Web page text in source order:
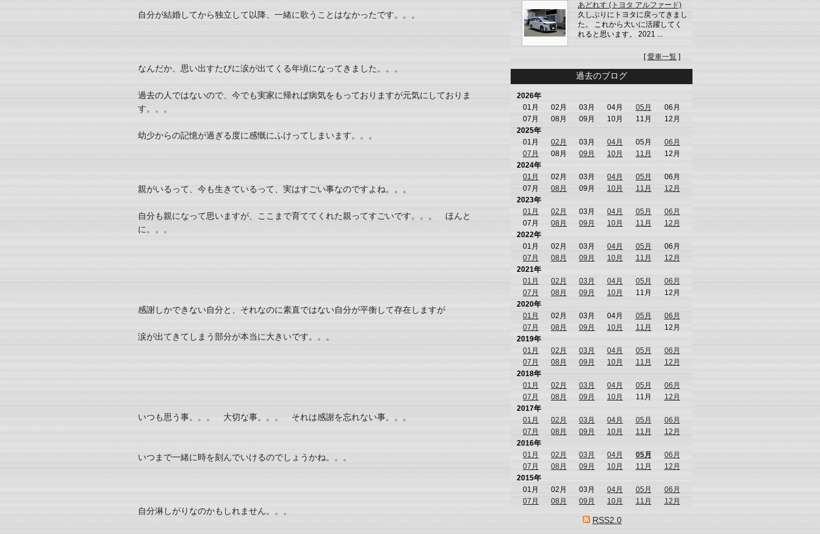
自分が結婚してから独立して以降、一緒に歌うことはなかったです。。。
なんだか、思い出すたびに涙が出てくる年頃になってきました。。。
過去の人ではないので、今でも実家に帰れば病気をもっておりますが元気にしておりま
す。。。
幼少からの記憶が過ぎる度に感慨にふけってしまいます。。。
親がいるって、今も生きているって、実はすごい事なのですよね。。。
自分も親になって思いますが、ここまで育ててくれた親ってすごいです。。。 ほんと
に。。。
感謝しかできない自分と、それなのに素直ではない自分が平衡して存在しますが
涙が出てきてしまう部分が本当に大きいです。。。
いつも思う事。。。 大切な事。。。 それは感謝を忘れない事。。。
いつまで一緒に時を刻んでいけるのでしょうかね。。。
自分淋しがりなのかもしれません。。。
あどれす (トヨタ アルファード)
久しぶりにトヨタに戻ってきまし
た。 これから大いに活躍してく
れると思います。 2021 ...
[愛車一覧 ]
過去のブログ
2026年
01月
02月 03月 04月 05月
06月
07月
08月 09月 10月 11月
12月
2025年
01月
02月 03月 04月 05月
06月
07月
08月 09月 10月 11月
12月
2024年
01月
02月 03月 04月 05月
06月
07月
08月 09月 10月 11月
12月
2023年
01月
02月 03月 04月 05月
06月
07月
08月 09月 10月 11月
12月
2022年
01月
02月 03月 04月 05月
06月
07月
08月 09月 10月 11月
12月
2021年
01月
02月 03月 04月 05月
06月
07月
08月 09月 10月 11月
12月
2020年
01月
02月 03月 04月 05月
06月
07月
08月 09月 10月 11月
12月
2019年
01月
02月 03月 04月 05月
06月
07月
08月 09月 10月 11月
12月
2018年
01月
02月 03月 04月 05月
06月
07月
08月 09月 10月 11月
12月
2017年
01月
02月 03月 04月 05月
06月
07月
08月 09月 10月 11月
12月
2016年
01月
02月 03月 04月 05月
06月
07月
08月 09月 10月 11月
12月
2015年
01月
02月 03月 04月 05月
06月
07月
08月 09月 10月 11月 12月
RSS2.0